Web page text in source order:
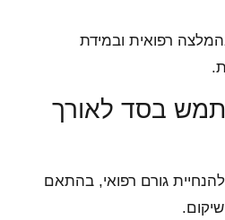
רפואית ובמידת
בסד לאורך
גורם רפואי, בהתאם